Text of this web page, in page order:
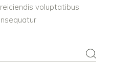
voluptatibus